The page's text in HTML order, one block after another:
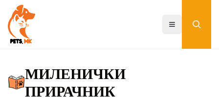
main
content
Toggle menu
МИЛЕНИЧКИ
ПРИРАЧНИК